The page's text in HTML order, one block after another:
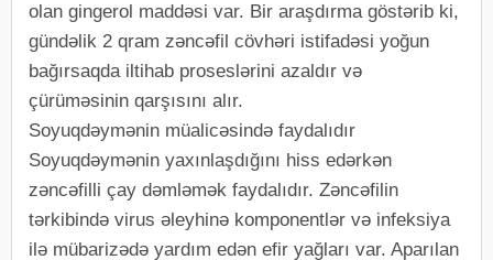
olan gingerol maddəsi var. Bir araşdırma göstərib ki,
gündəlik 2 qram zəncəfil cövhəri istifadəsi yoğun
bağırsaqda iltihab proseslərini azaldır və
çürüməsinin qarşısını alır.
Soyuqdəymənin müalicəsində faydalıdır
Soyuqdəymənin yaxınlaşdığını hiss edərkən
zəncəfilli çay dəmləmək faydalıdır. Zəncəfilin
tərkibində virus əleyhinə komponentlər və infeksiya
ilə mübarizədə yardım edən efir yağları var. Aparılan